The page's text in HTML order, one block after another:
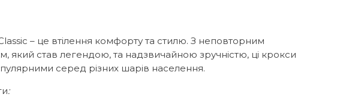
– це втілення комфорту та стилю. З неповторним
який став легендою, та надзвичайною зручністю, ці крокси
серед різних шарів населення.
: